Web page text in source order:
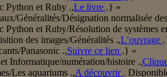
Python et Ruby .,Le livre .} »
Généralités/Désignation normalisée
Python et Ruby/Résolution de systèmes
des images/Généralités .,L’ouvrage
Panasonic .,Suivre ce lien .} »
Informatique/numération/histoire .,
Les aquariums .,A découvrir .